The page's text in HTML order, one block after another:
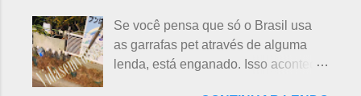
aranha suspensa por um fio de seda
da teia. A aranha fez Sei lembrar da
mãe - pequena e indefesa - e
imediatamente levou a cobra para
hasu, em japonês. Basta dar uma
olhada nas flores para perceber as
grandes diferenças e, para isso, vou
Se você pensa que só o Brasil usa
as garrafas pet através de alguma
lenda, está enganado. Isso acontece